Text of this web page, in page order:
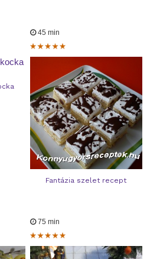
45 min
Fantázia szelet recept
75 min